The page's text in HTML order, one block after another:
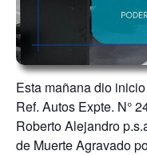
Esta mañana dio
Ref. Autos Expte. N°
Roberto Alejandro
de Muerte Agravado